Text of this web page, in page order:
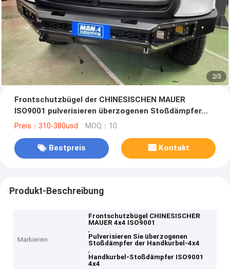
2/3
Frontschutzbügel der CHINESISCHEN MAUER
ISO9001 pulverisieren überzogenen Stoßdämpfer
der Handkurbel-4x4
Preis：310-380usd MOQ：10
Bestpreis Kontakt
Produkt-Beschreibung
Markieren
Frontschutzbügel CHINESISCHER
MAUER 4x4 ISO9001
,
Pulverisieren Sie überzogenen
Stoßdämpfer der Handkurbel-4x4
,
Handkurbel-Stoßdämpfer ISO9001
4x4